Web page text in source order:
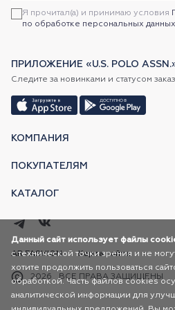
КОМПАНИЯ
ПОКУПАТЕЛЯМ
КАТАЛОГ
Я прочитал(а) и принимаю условия
по обработке персональных данных
ПРИЛОЖЕНИЕ «U.S. POLO
Следите за новинками и статусом
2026 ВСЕ ПРАВА ЗАЩИЩЕНЫ
AR FASHION Карта сайта
Данный сайт использует файлы
с технической точки зрения и не
хотите продолжить пользоваться
обработкой. Часть файлов cookies
аналитической информации для